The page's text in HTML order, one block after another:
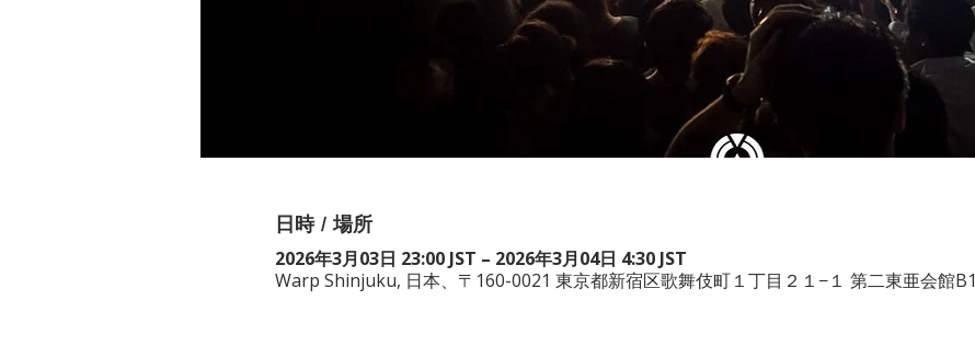
日時 / 場所
2026年3月03日 23:00 JST – 2026年3月04日 4:30 JST
Warp Shinjuku, 日本、〒160-0021 東京都新宿区歌舞伎町１丁目２１−１ 第二東亜会館B1